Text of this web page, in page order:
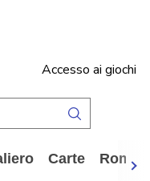
Accesso ai giochi
Carte